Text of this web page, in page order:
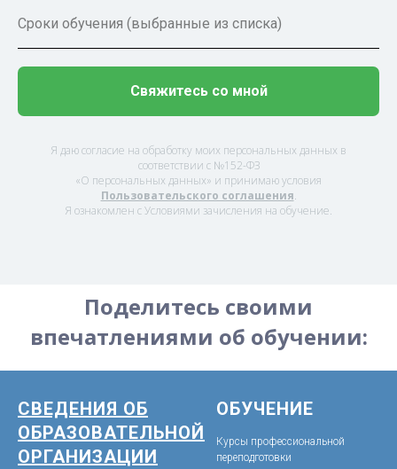
Свяжитесь со мной
Я даю согласие на обработку моих персональных данных в
соответствии с №152-ФЗ
«О персональных данных» и принимаю условия
Пользовательского соглашения.
Я ознакомлен с Условиями зачисления на обучение.
Поделитесь своими
впечатлениями об обучении:
СВЕДЕНИЯ ОБ
ОБРАЗОВАТЕЛЬНОЙ
ОРГАНИЗАЦИИ
ОБУЧЕНИЕ
Курсы профессиональной
переподготовки